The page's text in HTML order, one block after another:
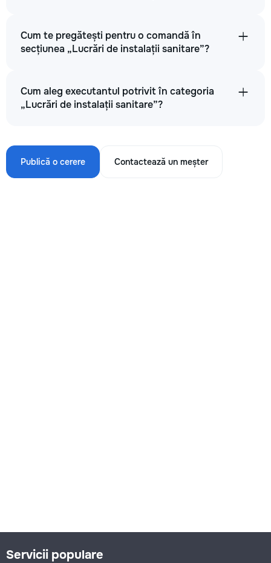
Cum te pregătești pentru o comandă în
secțiunea „Lucrări de instalații sanitare”?
Cum aleg executantul potrivit în categoria
„Lucrări de instalații sanitare”?
Publică o cerere Contactează un meșter
Servicii populare